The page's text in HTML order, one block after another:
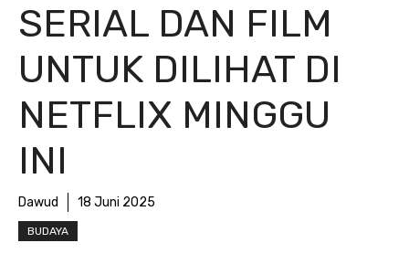
SERIAL DAN FILM
UNTUK DILIHAT DI
NETFLIX MINGGU
INI
Dawud 18 Juni 2025
BUDAYA